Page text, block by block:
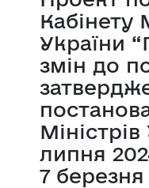
Кабінету
України
змін до
липня
7